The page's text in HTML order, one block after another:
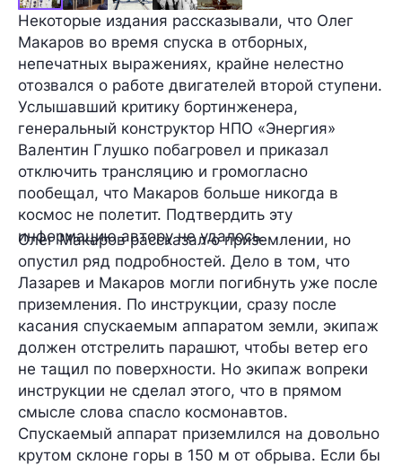
Некоторые издания рассказывали, что Олег
Макаров во время спуска в отборных,
непечатных выражениях, крайне нелестно
отозвался о работе двигателей второй ступени.
Услышавший критику бортинженера,
генеральный конструктор НПО «Энергия»
Валентин Глушко побагровел и приказал
отключить трансляцию и громогласно
пообещал, что Макаров больше никогда в
космос не полетит. Подтвердить эту
информацию автору не удалось.
Олег Макаров рассказал о приземлении, но
опустил ряд подробностей. Дело в том, что
Лазарев и Макаров могли погибнуть уже после
приземления. По инструкции, сразу после
касания спускаемым аппаратом земли, экипаж
должен отстрелить парашют, чтобы ветер его
не тащил по поверхности. Но экипаж вопреки
инструкции не сделал этого, что в прямом
смысле слова спасло космонавтов.
Спускаемый аппарат приземлился на довольно
крутом склоне горы в 150 м от обрыва. Если бы